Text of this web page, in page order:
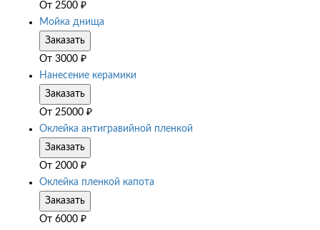
От 2500 ₽
Мойка днища
Заказать
От 3000 ₽
Нанесение керамики
Заказать
От 25000 ₽
Оклейка антигравийной пленкой
Заказать
От 2000 ₽
Оклейка пленкой капота
Заказать
От 6000 ₽